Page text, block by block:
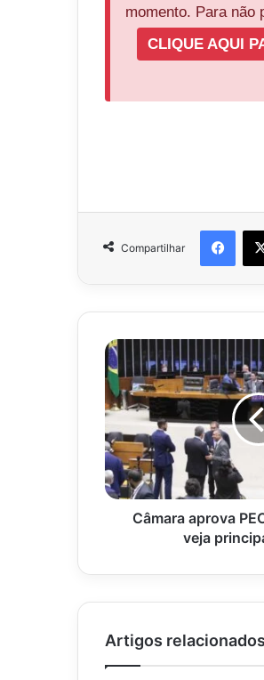
momento. Para não
CLIQUE AQUI
Compartilhar
Câmara
aprova
PEC
do
pacote
fiscal;
veja
principais
pontos
Câmara aprova
veja
Artigos relacionados